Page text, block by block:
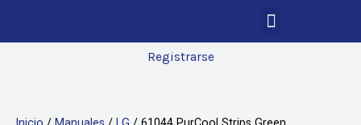
Registrarse